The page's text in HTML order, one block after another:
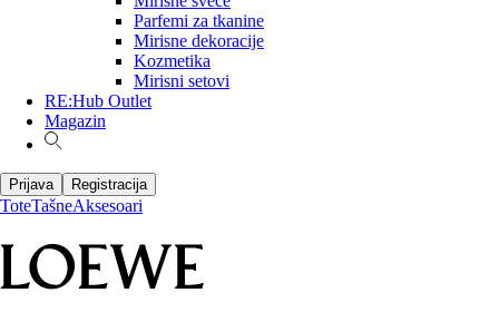
Parfemi za tkanine
Mirisne dekoracije
Kozmetika
Mirisni setovi
RE:Hub Outlet
Magazin
Prijava Registracija
ToteTašneAksesoari